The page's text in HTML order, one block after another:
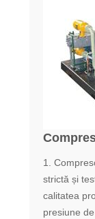
1.
strictă și
calitatea
presiune